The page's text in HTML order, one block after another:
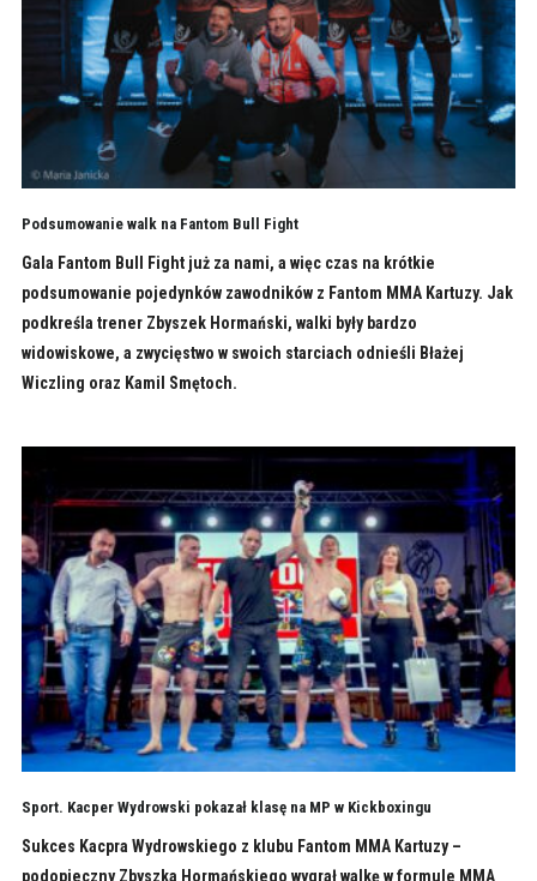
Podsumowanie walk na Fantom Bull Fight
Gala Fantom Bull Fight już za nami, a więc czas na krótkie
podsumowanie pojedynków zawodników z Fantom MMA Kartuzy. Jak
podkreśla trener Zbyszek Hormański, walki były bardzo
widowiskowe, a zwycięstwo w swoich starciach odnieśli Błażej
Wiczling oraz Kamil Smętoch.
Sport. Kacper Wydrowski pokazał klasę na MP w Kickboxingu
Sukces Kacpra Wydrowskiego z klubu Fantom MMA Kartuzy –
podopieczny Zbyszka Hormańskiego wygrał walkę w formule MMA